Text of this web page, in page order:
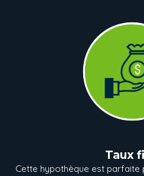
Taux
Cette hypothèque est parfaite